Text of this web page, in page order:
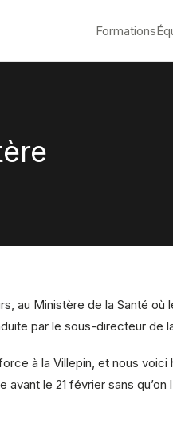
Formations
au Ministère de la Santé
par le sous-directeur de
à la Villepin, et nous
le 21 février sans